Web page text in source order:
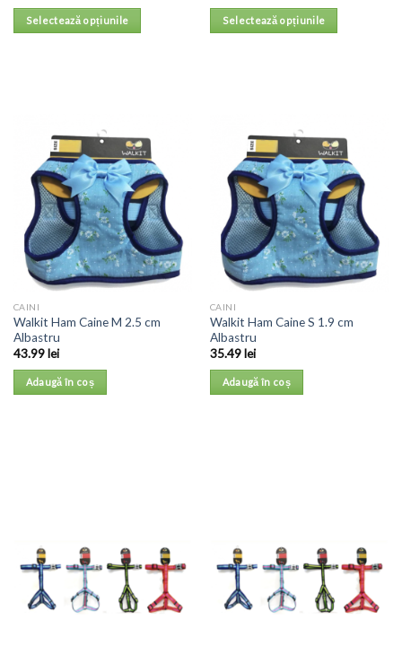
Selectează opțiunile Selectează opțiunile
CAINI
Walkit Ham Caine M 2.5 cm
Albastru
43.99lei
Adaugă în coș
CAINI
Walkit Ham Caine S 1.9 cm
Albastru
35.49lei
Adaugă în coș